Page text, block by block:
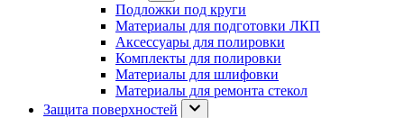
Подложки под круги
Материалы для подготовки ЛКП
Аксессуары для полировки
Комплекты для полировки
Материалы для шлифовки
Материалы для ремонта стекол
Защита поверхностей